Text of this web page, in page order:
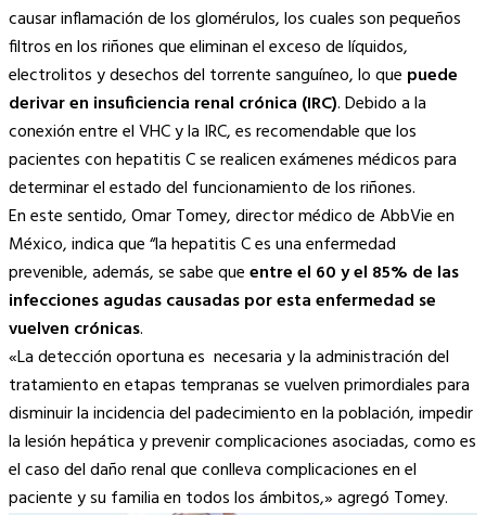
causar inflamación de los glomérulos, los cuales son pequeños
filtros en los riñones que eliminan el exceso de líquidos,
electrolitos y desechos del torrente sanguíneo, lo que puede
derivar en insuficiencia renal crónica (IRC). Debido a la
conexión entre el VHC y la IRC, es recomendable que los
pacientes con hepatitis C se realicen exámenes médicos para
determinar el estado del funcionamiento de los riñones.
En este sentido, Omar Tomey, director médico de AbbVie en
México, indica que “la hepatitis C es una enfermedad
prevenible, además, se sabe queentre el 60 y el 85% de las
infecciones agudas causadas por esta enfermedad se
vuelven crónicas.
«La detección oportuna es necesaria y la administración del
tratamiento en etapas tempranas se vuelven primordiales para
disminuir la incidencia del padecimiento en la población, impedir
la lesión hepática y prevenir complicaciones asociadas, como es
el caso del daño renal que conlleva complicaciones en el
paciente y su familia en todos los ámbitos,» agregó Tomey.